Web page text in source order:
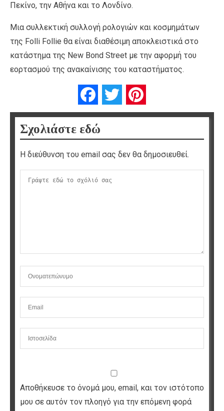
Πεκίνο, την Αθήνα και το Λονδίνο.
Μια συλλεκτική συλλογή ρολογιών και κοσμημάτων
της Folli Follie θα είναι διαθέσιμη αποκλειστικά στο
κατάστημα της New Bond Street με την αφορμή του
εορτασμού της ανακαίνισης του καταστήματος.
FacebookTwitter
Σχολιάστε εδώ
Η διεύθυνση του email σας δεν θα δημοσιευθεί.
Αποθήκευσε το όνομά μου, email, και τον ιστότοπο
μου σε αυτόν τον πλοηγό για την επόμενη φορά